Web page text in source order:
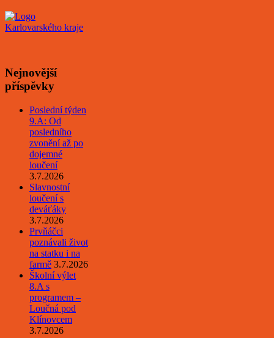
Nejnovější
příspěvky
Poslední týden
9.A: Od
posledního
zvonění až po
dojemné
loučení
3.7.2026
Slavnostní
loučení s
deváťáky
3.7.2026
Prvňáčci
poznávali život
na statku i na
farmě 3.7.2026
Školní výlet
8.A s
programem –
Loučná pod
Klínovcem
3.7.2026